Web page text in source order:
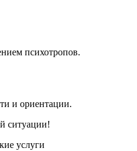
психотропов.
и ориентации.
ситуации!
услуги